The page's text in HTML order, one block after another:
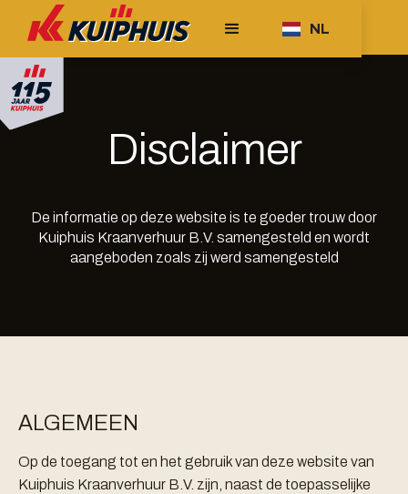
NL
Disclaimer
De informatie op deze website is te goeder trouw door
Kuiphuis Kraanverhuur B.V. samengesteld en wordt
aangeboden zoals zij werd samengesteld
ALGEMEEN
Op de toegang tot en het gebruik van deze website van
Kuiphuis Kraanverhuur B.V. zijn, naast de toepasselijke